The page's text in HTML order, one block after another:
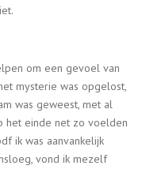
om een gevoel van
mysterie was opgelost,
was geweest, met al
het einde net zo voelden
ik was aanvankelijk
vond ik mezelf